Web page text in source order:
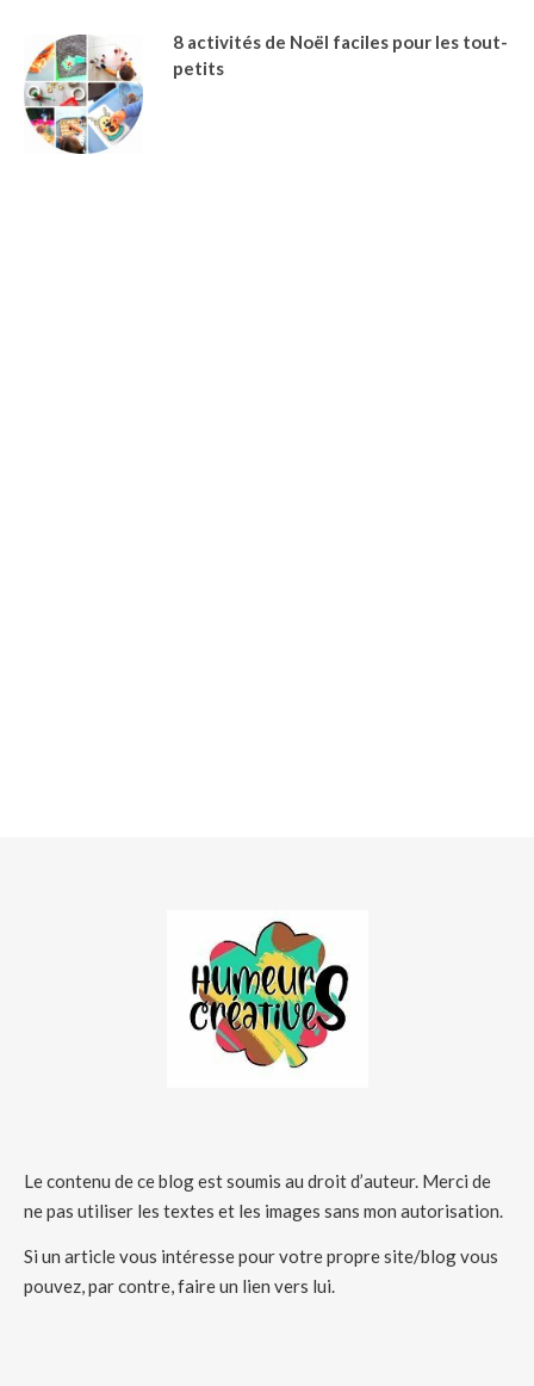
8 activités de Noël faciles pour les tout-
petits
Le contenu de ce blog est soumis au droit d’auteur. Merci de
ne pas utiliser les textes et les images sans mon autorisation.
Si un article vous intéresse pour votre propre site/blog vous
pouvez, par contre, faire un lien vers lui.